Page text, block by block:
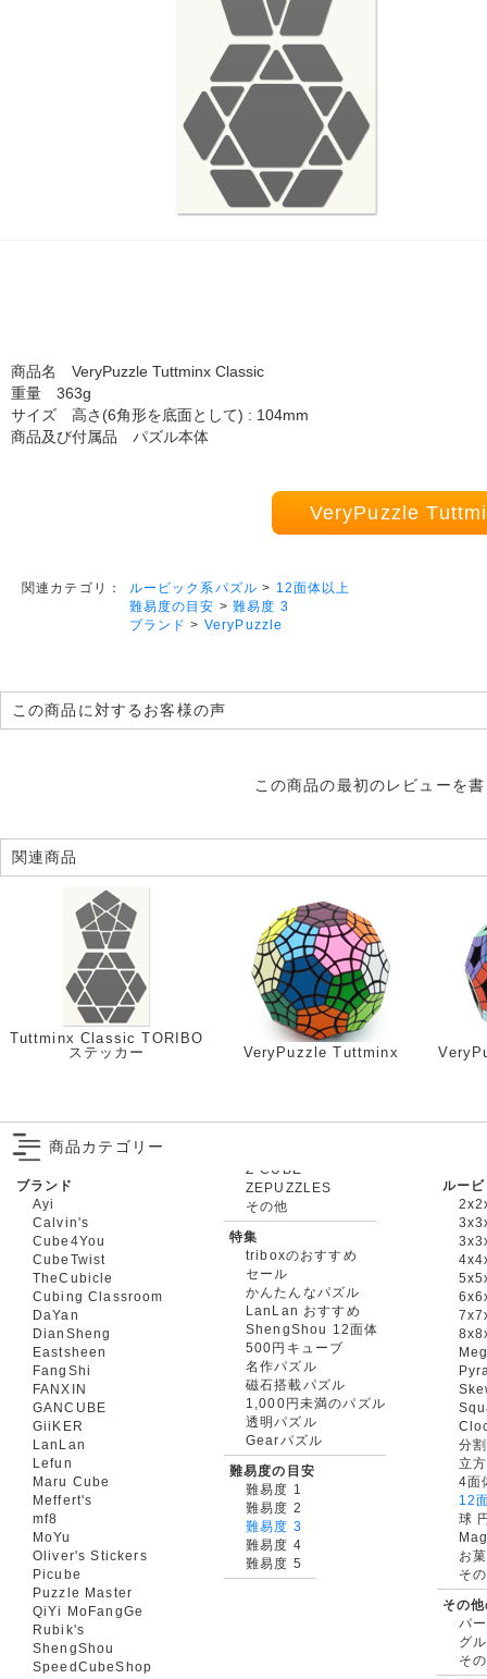
商品名 VeryPuzzle Tuttminx Classic
重量 363g
サイズ 高さ(6角形を底面として) : 104mm
商品及び付属品 パズル本体
VeryPuzzle
関連カテゴリ： ルービック系パズル > 12面体以上
難易度の目安 >難易度 3
ブランド > VeryPuzzle
この商品に対するお客様の声
この商品の最初のレビューを
関連商品
Tuttminx Classic TORIBO
ステッカー
VeryPuzzle Tuttminx
商品カテゴリー
ブランド
Ayi
Calvin's
Cube4You
CubeTwist
TheCubicle
Cubing Classroom
DaYan
DianSheng
Eastsheen
FangShi
FANXIN
GANCUBE
GiiKER
LanLan
Lefun
Maru Cube
Meffert's
mf8
MoYu
Oliver's Stickers
Picube
Puzzle Master
QiYi MoFangGe
Rubik's
ShengShou
SpeedCubeShop
ZEPUZZLES
その他
特集
triboxのおすすめ
セール
かんたんなパズル
LanLan おすすめ
ShengShou 12面体
500円キューブ
名作パズル
磁石搭載パズル
1,000円未満のパズル
透明パズル
Gearパズル
難易度の目安
難易度 1
難易度 2
難易度 3
難易度 4
難易度 5
ルー
分
立
4面
12
球
お
そ
その
パ
グ
そ